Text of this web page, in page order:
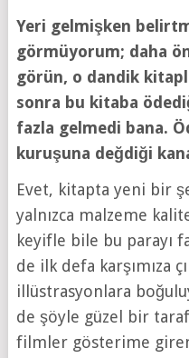
Yeri gelmişken
görmüyorum; daha
görün, o dandik
sonra bu kitaba
fazla gelmedi bana.
kuruşuna değdiği
Evet, kitapta yeni bir
yalnızca malzeme
keyifle bile bu parayı
de ilk defa karşımıza
illüstrasyonlara
de şöyle güzel bir
filmler gösterime